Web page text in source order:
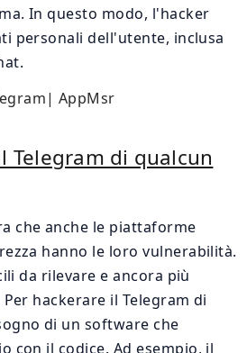
In questo modo, l'hacker
personali dell'utente, inclusa
Telegram di qualcun
che anche le piattaforme
hanno le loro vulnerabilità.
da rilevare e ancora più
hackerare il Telegram di
di un software che
con il codice. Ad esempio, il